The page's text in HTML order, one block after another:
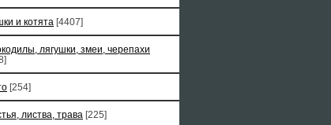
и котята [4407]
лягушки, змеи, черепахи
[254]
листва, трава [225]